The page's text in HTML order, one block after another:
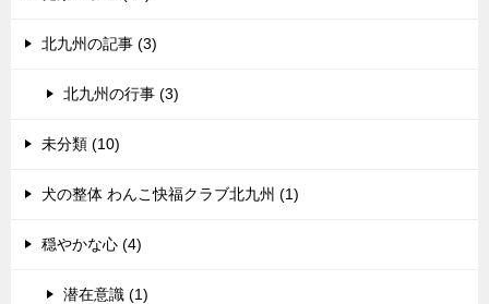
北九州の記事 (3)
北九州の行事 (3)
未分類 (10)
犬の整体 わんこ快福クラブ北九州 (1)
穏やかな心 (4)
潜在意識 (1)